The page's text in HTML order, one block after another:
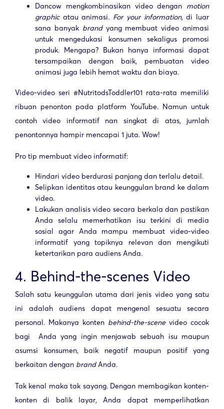
Dancow mengkombinasikan video dengan motion
graphicatau animasi. For your information, di luar
sana banyak brandyang membuat video animasi
untuk mengedukasi konsumen sekaligus promosi
produk. Mengapa? Bukan hanya informasi dapat
tersampaikan dengan baik, pembuatan video
animasi juga lebih hemat waktu dan biaya.
Video-video seri #NutritodsToddler101 rata-rata memiliki
ribuan penonton pada platform YouTube. Namun untuk
contoh video informatif nan singkat di atas, jumlah
penontonnya hampir mencapai 1 juta. Wow!
Pro tip membuat video informatif:
Hindari video berdurasi panjang dan terlalu detail.
Selipkan identitas atau keunggulan brand ke dalam
video.
Lakukan analisis video secara berkala dan pastikan
Anda selalu memerhatikan isu terkini di media
sosial agar Anda mampu membuat video-video
informatif yang topiknya relevan dan mengikuti
ketertarikan para audiens Anda.
4. Behind-the-scenes Video
Salah satu keunggulan utama dari jenis video yang satu
ini adalah audiens dapat mengenal sesuatu secara
personal. Makanya konten behind-the-scene video cocok
bagi Anda yang ingin menjawab sebuah isu maupun
asumsi konsumen, baik negatif maupun positif yang
berkaitan dengan brandAnda.
Tak kenal maka tak sayang. Dengan membagikan konten-
konten di balik layar, Anda dapat memperlihatkan